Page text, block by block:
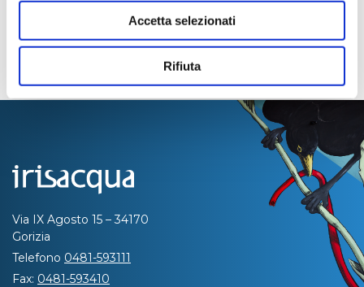
Accetta selezionati
Rifiuta
Via IX Agosto 15 – 34170
Gorizia
Telefono 0481-593111
Fax: 0481-593410